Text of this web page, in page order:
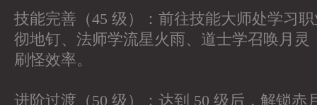
技能完善（45 级）：前往技能大师处学习
彻地钉、法师学流星火雨、道士学召唤月灵
刷怪效率。
进阶过渡（50 级）：达到 50 级后，解锁赤